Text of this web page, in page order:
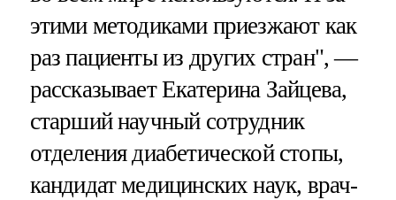
этими методиками приезжают как
раз пациенты из других стран", —
рассказывает Екатерина Зайцева,
старший научный сотрудник
отделения диабетической стопы,
кандидат медицинских наук, врач-